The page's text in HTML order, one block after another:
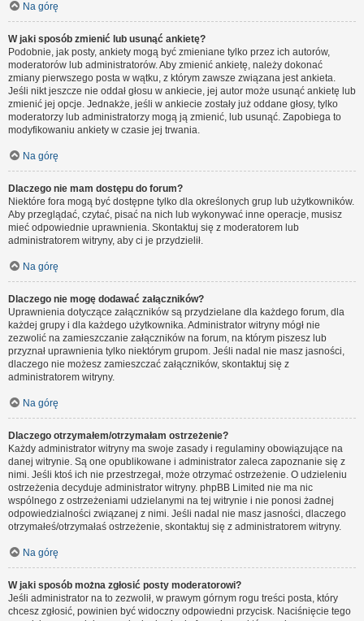
Na górę
W jaki sposób zmienić lub usunąć ankietę?
Podobnie, jak posty, ankiety mogą być zmieniane tylko przez ich autorów,
moderatorów lub administratorów. Aby zmienić ankietę, należy dokonać
zmiany pierwszego posta w wątku, z którym zawsze związana jest ankieta.
Jeśli nikt jeszcze nie oddał głosu w ankiecie, jej autor może usunąć ankietę lub
zmienić jej opcje. Jednakże, jeśli w ankiecie zostały już oddane głosy, tylko
moderatorzy lub administratorzy mogą ją zmienić, lub usunąć. Zapobiega to
modyfikowaniu ankiety w czasie jej trwania.
Na górę
Dlaczego nie mam dostępu do forum?
Niektóre fora mogą być dostępne tylko dla określonych grup lub użytkowników.
Aby przeglądać, czytać, pisać na nich lub wykonywać inne operacje, musisz
mieć odpowiednie uprawnienia. Skontaktuj się z moderatorem lub
administratorem witryny, aby ci je przydzielił.
Na górę
Dlaczego nie mogę dodawać załączników?
Uprawnienia dotyczące załączników są przydzielane dla każdego forum, dla
każdej grupy i dla każdego użytkownika. Administrator witryny mógł nie
zezwolić na zamieszczanie załączników na forum, na którym piszesz lub
przyznał uprawnienia tylko niektórym grupom. Jeśli nadal nie masz jasności,
dlaczego nie możesz zamieszczać załączników, skontaktuj się z
administratorem witryny.
Na górę
Dlaczego otrzymałem/otrzymałam ostrzeżenie?
Każdy administrator witryny ma swoje zasady i regulaminy obowiązujące na
danej witrynie. Są one opublikowane i administrator zaleca zapoznanie się z
nimi. Jeśli ktoś ich nie przestrzegał, może otrzymać ostrzeżenie. O udzieleniu
ostrzeżenia decyduje administrator witryny. phpBB Limited nie ma nic
wspólnego z ostrzeżeniami udzielanymi na tej witrynie i nie ponosi żadnej
odpowiedzialności związanej z nimi. Jeśli nadal nie masz jasności, dlaczego
otrzymałeś/otrzymałaś ostrzeżenie, skontaktuj się z administratorem witryny.
Na górę
W jaki sposób można zgłosić posty moderatorowi?
Jeśli administrator na to zezwolił, w prawym górnym rogu treści posta, który
chcesz zgłosić, powinien być widoczny odpowiedni przycisk. Naciśnięcie tego